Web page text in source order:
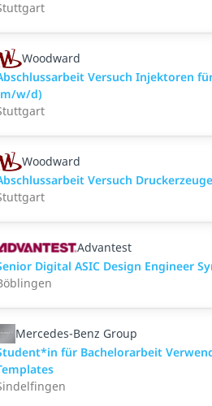
Woodward
Versuch Injektoren
w/d)
Woodward
Versuch
Advantest
Digital ASIC Design Engineer
Mercedes-Benz Group
für Bachelorarbeit